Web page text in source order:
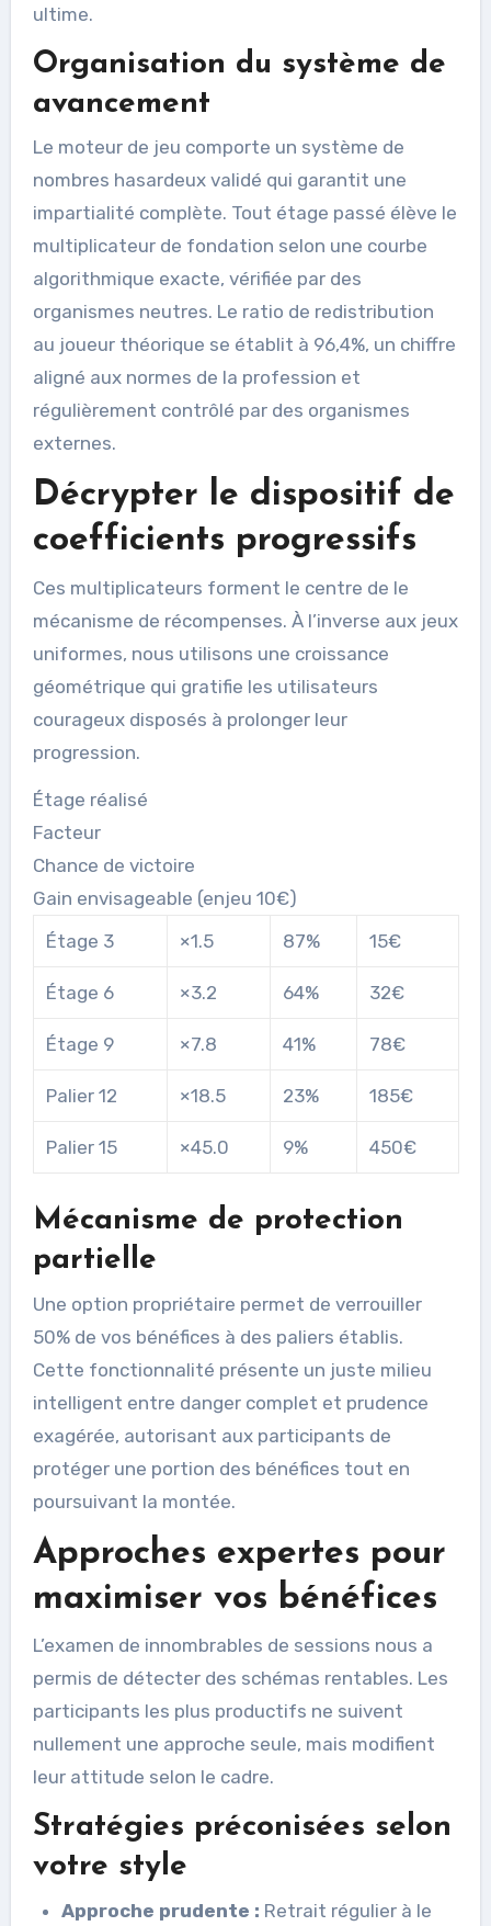
ultime.
Organisation du système de
avancement
Le moteur de jeu comporte un système de
nombres hasardeux validé qui garantit une
impartialité complète. Tout étage passé élève le
multiplicateur de fondation selon une courbe
algorithmique exacte, vérifiée par des
organismes neutres. Le ratio de redistribution
au joueur théorique se établit à 96,4%, un chiffre
aligné aux normes de la profession et
régulièrement contrôlé par des organismes
externes.
Décrypter le dispositif de
coefficients progressifs
Ces multiplicateurs forment le centre de le
mécanisme de récompenses. À l’inverse aux jeux
uniformes, nous utilisons une croissance
géométrique qui gratifie les utilisateurs
courageux disposés à prolonger leur
progression.
Étage réalisé
Facteur
Chance de victoire
Gain envisageable (enjeu 10€)
Étage 3
×1.5 87% 15€
Étage 6 ×3.2 64% 32€
Étage 9 ×7.8 41% 78€
Palier 12 ×18.5 23% 185€
Palier 15 ×45.0 9% 450€
Mécanisme de protection
partielle
Une option propriétaire permet de verrouiller
50% de vos bénéfices à des paliers établis.
Cette fonctionnalité présente un juste milieu
intelligent entre danger complet et prudence
exagérée, autorisant aux participants de
protéger une portion des bénéfices tout en
poursuivant la montée.
Approches expertes pour
maximiser vos bénéfices
L’examen de innombrables de sessions nous a
permis de détecter des schémas rentables. Les
participants les plus productifs ne suivent
nullement une approche seule, mais modifient
leur attitude selon le cadre.
Stratégies préconisées selon
votre style
Approche prudente : Retrait régulier à le